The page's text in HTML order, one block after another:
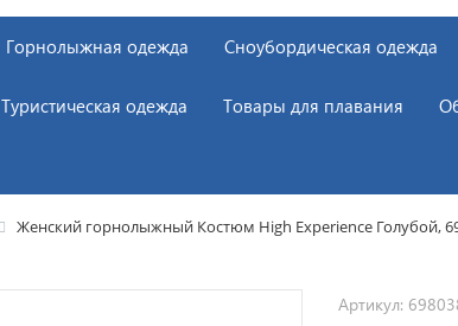
Горнолыжная одежда Сноубордическая одежда
Туристическая одежда Товары для плавания
Женский горнолыжный Костюм High Experience Голубой,
Артикул: